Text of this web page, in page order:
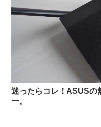
迷ったらコレ！ASUSの
ー。